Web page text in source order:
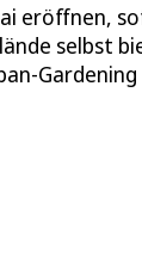
eröffnen,
selbst